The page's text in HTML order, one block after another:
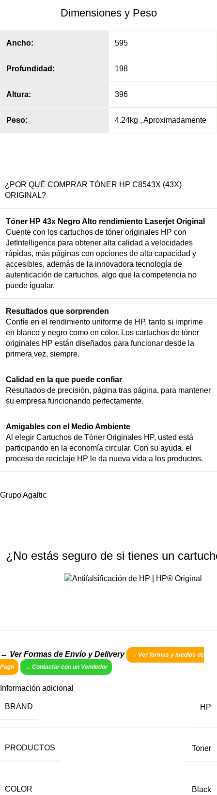
Dimensiones y Peso
Ancho: 595
Profundidad: 198
Altura: 396
Peso: 4.24kg , Aproximadamente
¿POR QUÉ COMPRAR TÓNER HP C8543X (43X)
ORIGINAL?
Tóner HP 43x Negro Alto rendimiento Laserjet Original
Cuente con los cartuchos de tóner originales HP con
JetIntelligence para obtener alta calidad a velocidades
rápidas, más páginas con opciones de alta capacidad y
accesibles, además de la innovadora tecnología de
autenticación de cartuchos, algo que la competencia no
puede igualar.
Resultados que sorprenden
Confíe en el rendimiento uniforme de HP, tanto si imprime
en blanco y negro como en color. Los cartuchos de tóner
originales HP están diseñados para funcionar desde la
primera vez, siempre.
Calidad en la que puede confiar
Resultados de precisión, página tras página, para mantener
su empresa funcionando perfectamente.
Amigables con el Medio Ambiente
Al elegir Cartuchos de Tóner Originales HP, usted está
participando en la economía circular. Con su ayuda, el
proceso de reciclaje HP le da nueva vida a los productos.
Grupo Agaltic
¿No estás seguro de si tienes un
→ Ver Formas de Envío y Delivery → Ver formas y medios de
Pago
→ Contactar con un Vendedor
Información adicional
BRAND HP
PRODUCTOS Toner
COLOR Black